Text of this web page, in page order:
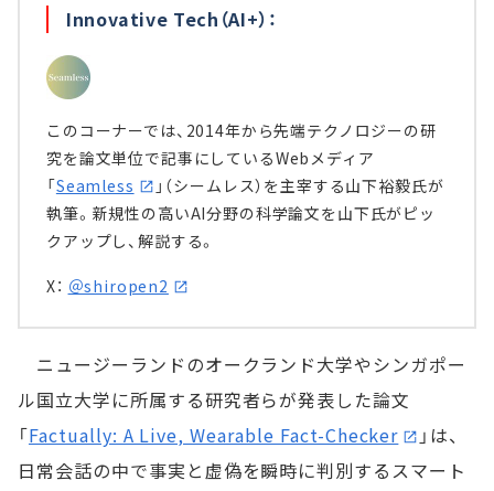
Innovative Tech（AI+）：
このコーナーでは、2014年から先端テクノロジーの研
究を論文単位で記事にしているWebメディア
「Seamless
」（シームレス）を主宰する山下裕毅氏が
執筆。新規性の高いAI分野の科学論文を山下氏がピッ
クアップし、解説する。
X： ＠shiropen2
ニュージーランドのオークランド大学やシンガポー
ル国立大学に所属する研究者らが発表した論文
「Factually: A Live, Wearable Fact-Checker
」は、
日常会話の中で事実と虚偽を瞬時に判別するスマート